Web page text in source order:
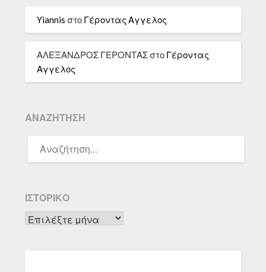
Yiannis στο Γέροντας Αγγελος
ΑΛΕΞΑΝΔΡΟΣ ΓΕΡΟΝΤΑΣ στο Γέροντας
Αγγελος
ΑΝΑΖΉΤΗΣΗ
ΓΙΑ:
ΙΣΤΟΡΙΚΌ
Ιστορικό